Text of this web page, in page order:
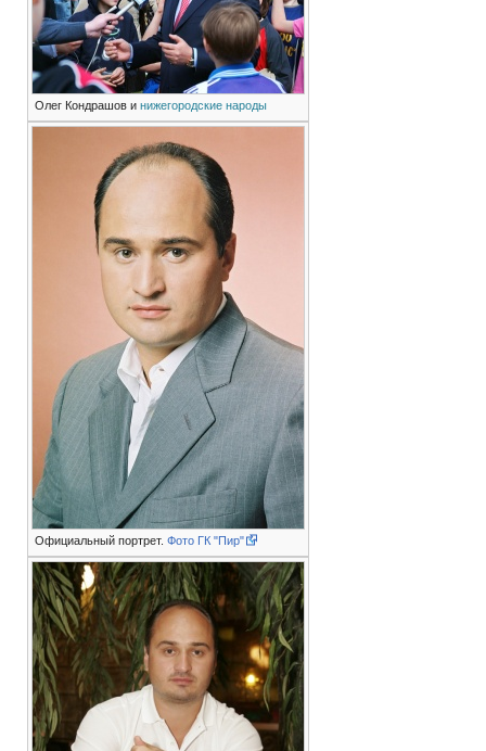
Олег Кондрашов и нижегородские народы
Официальный портрет. Фото ГК "Пир"